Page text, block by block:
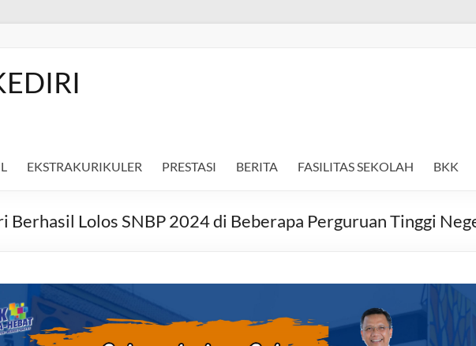
EKSTRAKURIKULER PRESTASI BERITA FASILITAS SEKOLAH BKK
Berhasil Lolos SNBP 2024 di Beberapa Perguruan Tinggi